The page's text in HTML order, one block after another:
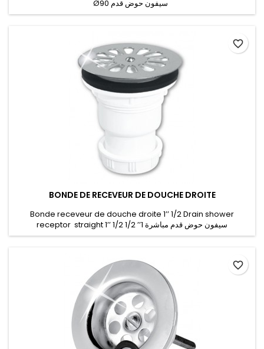
BONDE DE RECEVEUR DE DOUCHE DROITE
Bonde receveur de douche droite 1’’ 1/2 Drain shower
receptor straight 1’’ 1/2 سيفون حوض قدم مباشرة 1’’ 1/2
favorite_border
favorite_border